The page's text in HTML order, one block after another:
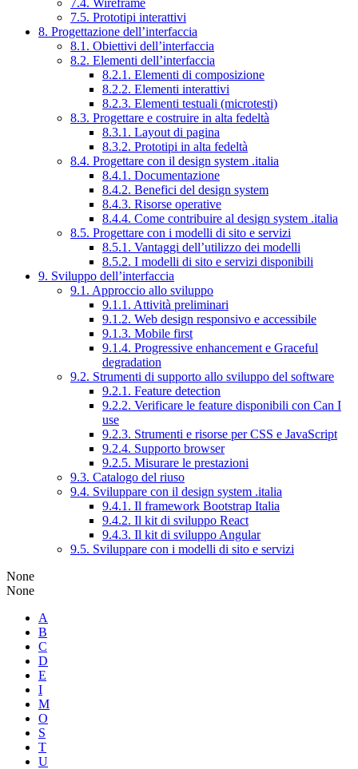
7.4. Wireframe
7.5. Prototipi interattivi
8. Progettazione dell’interfaccia
8.1. Obiettivi dell’interfaccia
8.2. Elementi dell’interfaccia
8.2.1. Elementi di composizione
8.2.2. Elementi interattivi
8.2.3. Elementi testuali (microtesti)
8.3. Progettare e costruire in alta fedeltà
8.3.1. Layout di pagina
8.3.2. Prototipi in alta fedeltà
8.4. Progettare con il design system .italia
8.4.1. Documentazione
8.4.2. Benefici del design system
8.4.3. Risorse operative
8.4.4. Come contribuire al design system .italia
8.5. Progettare con i modelli di sito e servizi
8.5.1. Vantaggi dell’utilizzo dei modelli
8.5.2. I modelli di sito e servizi disponibili
9. Sviluppo dell’interfaccia
9.1. Approccio allo sviluppo
9.1.1. Attività preliminari
9.1.2. Web design responsivo e accessibile
9.1.3. Mobile first
9.1.4. Progressive enhancement e Graceful
degradation
9.2. Strumenti di supporto allo sviluppo del software
9.2.1. Feature detection
9.2.2. Verificare le feature disponibili con Can I
use
9.2.3. Strumenti e risorse per CSS e JavaScript
9.2.4. Supporto browser
9.2.5. Misurare le prestazioni
9.3. Catalogo del riuso
9.4. Sviluppare con il design system .italia
9.4.1. Il framework Bootstrap Italia
9.4.2. Il kit di sviluppo React
9.4.3. Il kit di sviluppo Angular
9.5. Sviluppare con i modelli di sito e servizi
None
None
A
B
C
D
E
I
M
O
S
T
U